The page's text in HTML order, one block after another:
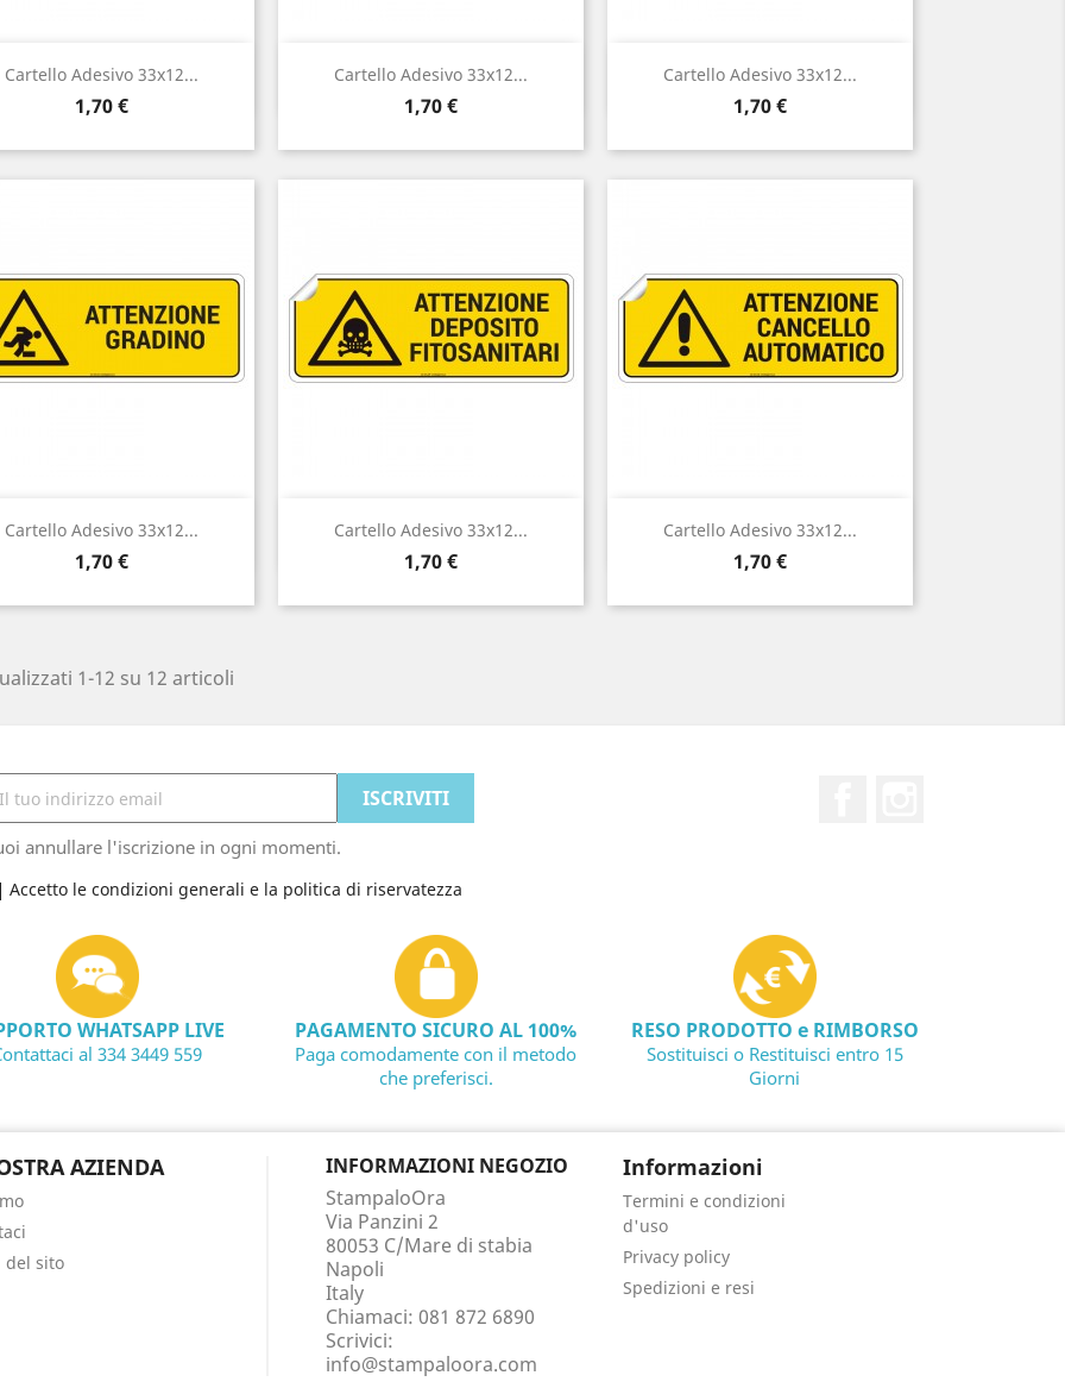
Cartello Adesivo 33x12...
Prezzo
1,70 €
Anteprima Cartello Adesivo 33x12...
Prezzo
1,70 €
Anteprima Cartello Adesivo 33x12...
Prezzo
1,70 €
Anteprima
Cartello Adesivo 33x12...
Prezzo
1,70 €
Anteprima Cartello Adesivo 33x12...
Prezzo
1,70 €
Anteprima Cartello Adesivo 33x12...
Prezzo
1,70 €
Anteprima
1-12 su 12 articoli
annullare l'iscrizione in ogni momenti.
Accetto le condizioni generali e la politica di riservatezza
WHATSAPP LIVE
al 334 3449 559
PAGAMENTO SICURO AL 100%
Paga comodamente con il metodo
che preferisci.
RESO PRODOTTO e RIMBORSO
Sostituisci o Restituisci entro 15
Giorni
AZIENDA
del sito
INFORMAZIONI NEGOZIO
StampaloOra
Via Panzini 2
80053 C/Mare di stabia
Napoli
Italy
Chiamaci: 081 872 6890
Scrivici:
info@stampaloora.com
Informazioni
Termini e condizioni
d'uso
Privacy policy
Spedizioni e resi